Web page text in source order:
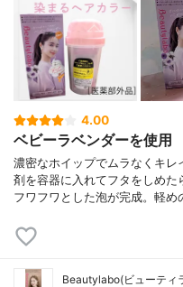
4.00
ベビーラベンダーを使用
濃密なホイップでムラなくキレ
剤を容器に入れてフタをしめた
フワフワとした泡が完成。軽め
Beautylabo(ビューティ